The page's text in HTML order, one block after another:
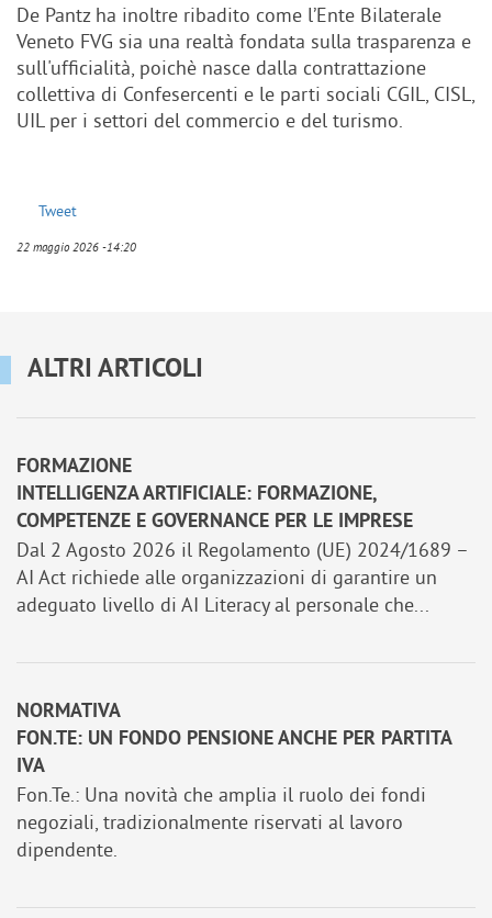
De Pantz ha inoltre ribadito come l’Ente Bilaterale
Veneto FVG sia una realtà fondata sulla trasparenza e
sull'ufficialità, poichè nasce dalla contrattazione
collettiva di Confesercenti e le parti sociali CGIL, CISL,
UIL per i settori del commercio e del turismo.
Tweet
22 maggio 2026 -14:20
ALTRI ARTICOLI
FORMAZIONE
INTELLIGENZA ARTIFICIALE: FORMAZIONE,
COMPETENZE E GOVERNANCE PER LE IMPRESE
Dal 2 Agosto 2026 il Regolamento (UE) 2024/1689 –
AI Act richiede alle organizzazioni di garantire un
adeguato livello di AI Literacy al personale che...
NORMATIVA
FON.TE: UN FONDO PENSIONE ANCHE PER PARTITA
IVA
Fon.Te.: Una novità che amplia il ruolo dei fondi
negoziali, tradizionalmente riservati al lavoro
dipendente.